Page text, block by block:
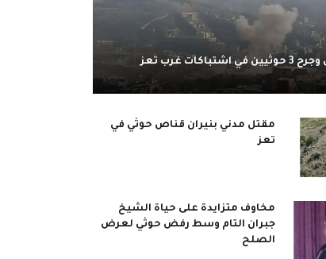
اشتباكات غرب تعز
مقتل مدني بنيران قناص حوثي في
تعز
مخاوف متزايدة على حياة الشيخ
جبران التام وسط رفض حوثي لعرض
الصلح